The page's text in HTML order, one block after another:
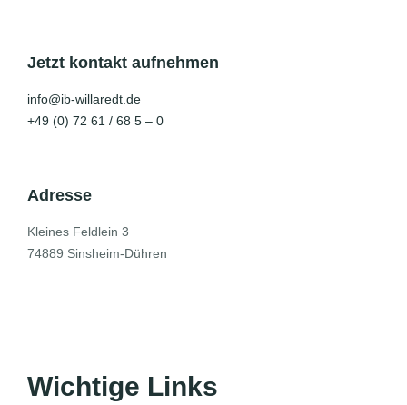
Jetzt kontakt aufnehmen
info@ib-willaredt.de
+49 (0) 72 61 / 68 5 – 0
Adresse
Kleines Feldlein 3
74889 Sinsheim-Dühren
Wichtige Links